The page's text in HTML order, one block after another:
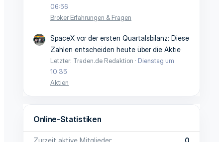
06:56
Broker Erfahrungen & Fragen
SpaceX vor der ersten Quartalsbilanz: Diese
Zahlen entscheiden heute über die Aktie
Letzter: Traden.de Redaktion
Dienstag um
10:35
Aktien
Online-Statistiken
Zurzeit aktive Mitglieder
0